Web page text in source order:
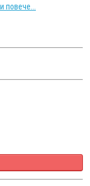
повече...